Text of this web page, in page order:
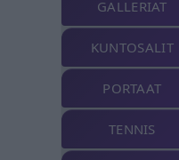
GALLERIAT
KUNTOSALIT
PORTAAT
TENNIS